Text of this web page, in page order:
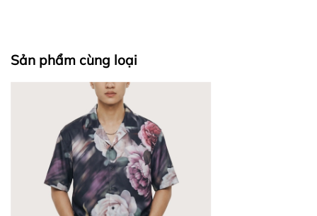
Sản phẩm cùng loại